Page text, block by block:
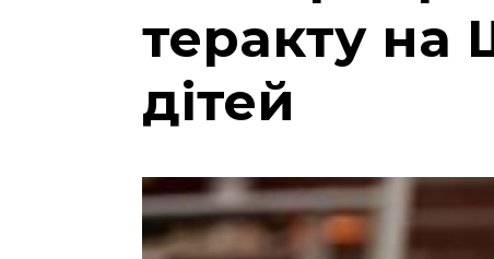
теракту на
дітей